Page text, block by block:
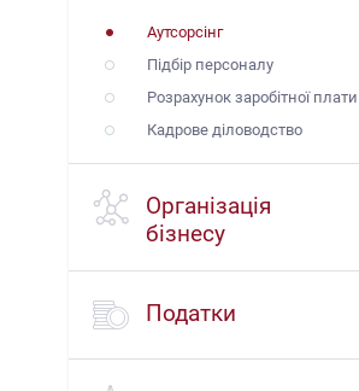
Аутсорсінг
Підбір персоналу
Розрахунок заробітної плати
Кадрове діловодство
Організація
бізнесу
Податки